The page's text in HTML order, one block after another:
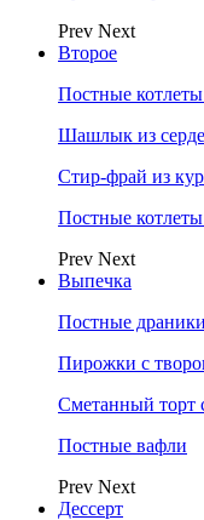
Prev Next
Второе
Постные
Шашлык из
Стир-фрай из
Постные
Prev Next
Выпечка
Постные драники
Пирожки с
Сметанный торт
Постные вафли
Prev Next
Дессерт